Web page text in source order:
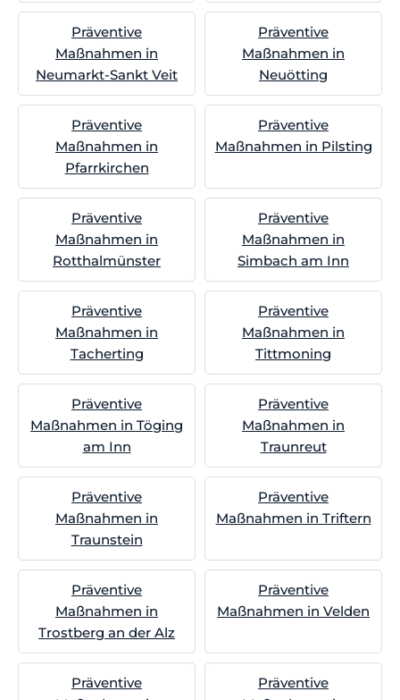
Präventive
Maßnahmen in
Neumarkt-Sankt Veit
Präventive
Maßnahmen in
Neuötting
Präventive
Maßnahmen in
Pfarrkirchen
Präventive
Maßnahmen in Pilsting
Präventive
Maßnahmen in
Rotthalmünster
Präventive
Maßnahmen in
Simbach am Inn
Präventive
Maßnahmen in
Tacherting
Präventive
Maßnahmen in
Tittmoning
Präventive
Maßnahmen in Töging
am Inn
Präventive
Maßnahmen in
Traunreut
Präventive
Maßnahmen in
Traunstein
Präventive
Maßnahmen in Triftern
Präventive
Maßnahmen in
Trostberg an der Alz
Präventive
Maßnahmen in Velden
Präventive
Präventive